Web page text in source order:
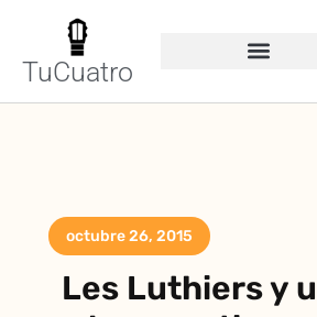
TuCuatro
octubre 26, 2015
Les Luthiers y